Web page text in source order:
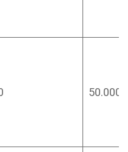
50.000